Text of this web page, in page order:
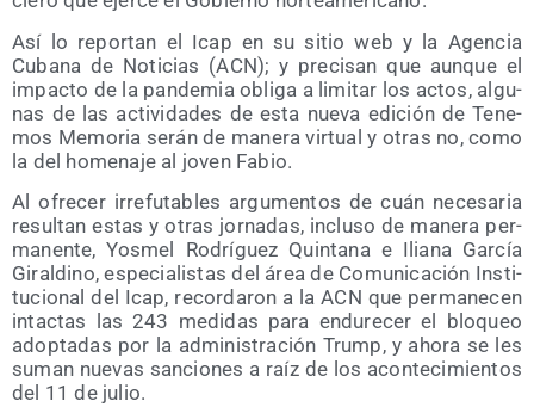
Así lo repor­tan el Icap en su sitio web y la Agen­cia
Cuba­na de Noti­cias (ACN); y pre­ci­san que aun­que el
impac­to de la pan­de­mia obli­ga a limi­tar los actos, algu­
nas de las acti­vi­da­des de esta nue­va edi­ción de Tene­
mos Memo­ria serán de mane­ra vir­tual y otras no, como
la del home­na­je al joven Fabio.
Al ofre­cer irre­fu­ta­bles argu­men­tos de cuán nece­sa­ria
resul­tan estas y otras jor­na­das, inclu­so de mane­ra per­
ma­nen­te, Yos­mel Rodrí­guez Quin­ta­na e Ilia­na Gar­cía
Giral­dino, espe­cia­lis­tas del área de Comu­ni­ca­ción Ins­ti­
tu­cio­nal del Icap, recor­da­ron a la ACN que per­ma­ne­cen
intac­tas las 243 medi­das para endu­re­cer el blo­queo
adop­ta­das por la admi­nis­tra­ción Trump, y aho­ra se les
suman nue­vas san­cio­nes a raíz de los acon­te­ci­mien­tos
del 11 de julio.